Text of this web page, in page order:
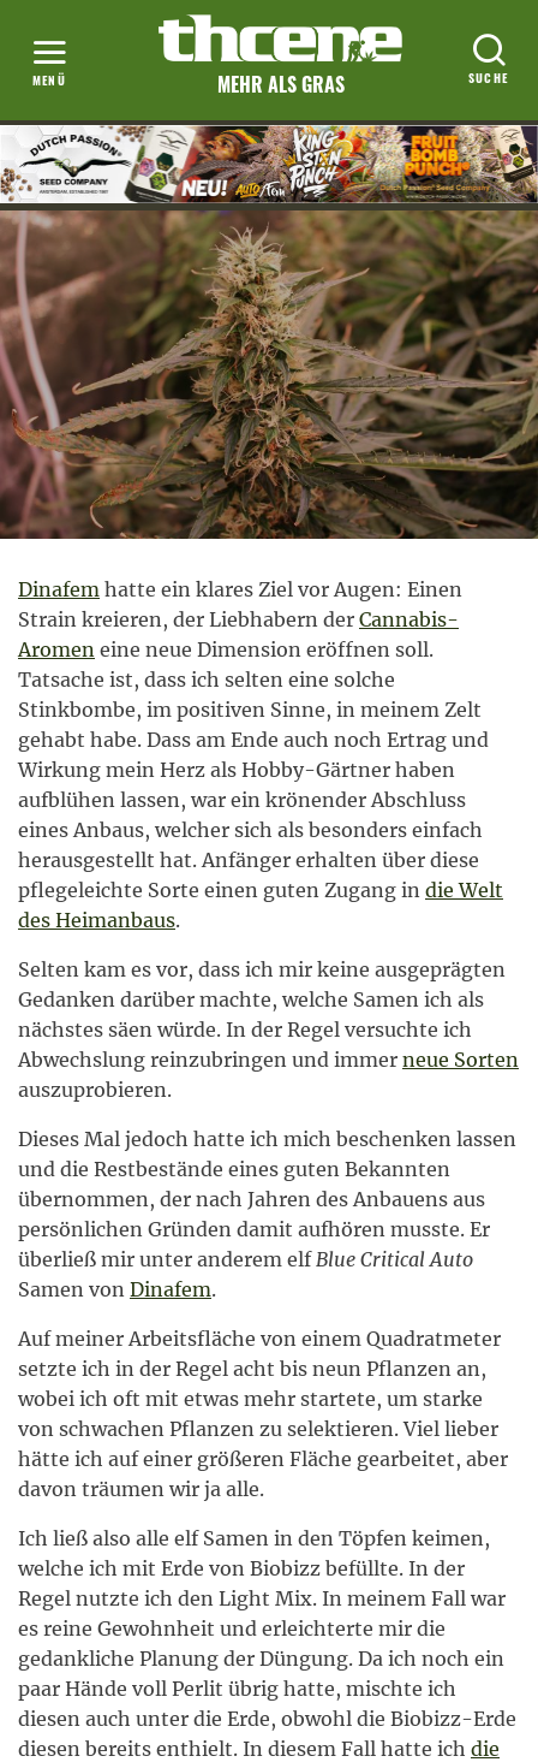
MEHR ALS GRAS
Dinafem hatte ein klares Ziel vor Augen: Einen
Strain kreieren, der Liebhabern der Cannabis-
Aromen eine neue Dimension eröffnen soll.
Tatsache ist, dass ich selten eine solche
Stinkbombe, im positiven Sinne, in meinem Zelt
gehabt habe. Dass am Ende auch noch Ertrag und
Wirkung mein Herz als Hobby-Gärtner haben
aufblühen lassen, war ein krönender Abschluss
eines Anbaus, welcher sich als besonders einfach
herausgestellt hat. Anfänger erhalten über diese
pflegeleichte Sorte einen guten Zugang in die Welt
des Heimanbaus.
Selten kam es vor, dass ich mir keine ausgeprägten
Gedanken darüber machte, welche Samen ich als
nächstes säen würde. In der Regel versuchte ich
Abwechslung reinzubringen und immer neue Sorten
auszuprobieren.
Dieses Mal jedoch hatte ich mich beschenken lassen
und die Restbestände eines guten Bekannten
übernommen, der nach Jahren des Anbauens aus
persönlichen Gründen damit aufhören musste. Er
überließ mir unter anderem elfBlue Critical Auto
Samen von Dinafem.
Auf meiner Arbeitsfläche von einem Quadratmeter
setzte ich in der Regel acht bis neun Pflanzen an,
wobei ich oft mit etwas mehr startete, um starke
von schwachen Pflanzen zu selektieren. Viel lieber
hätte ich auf einer größeren Fläche gearbeitet, aber
davon träumen wir ja alle.
Ich ließ also alle elf Samen in den Töpfen keimen,
welche ich mit Erde von Biobizz befüllte. In der
Regel nutzte ich den Light Mix. In meinem Fall war
es reine Gewohnheit und erleichterte mir die
gedankliche Planung der Düngung. Da ich noch ein
paar Hände voll Perlit übrig hatte, mischte ich
diesen auch unter die Erde, obwohl die Biobizz-Erde
diesen bereits enthielt. In diesem Fall hatte ich die